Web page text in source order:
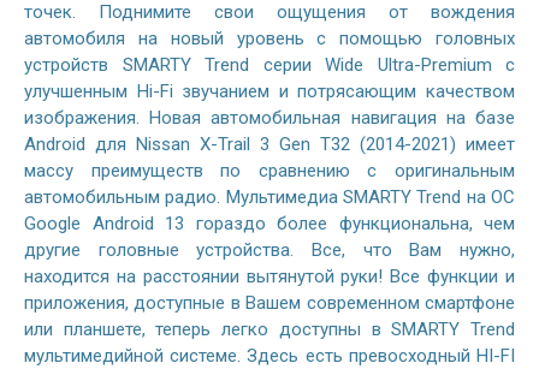
точек. Поднимите свои ощущения от вождения
автомобиля на новый уровень с помощью головных
устройств SMARTY Trend серии Wide Ultra-Premium с
улучшенным Hi-Fi звучанием и потрясающим качеством
изображения. Новая автомобильная навигация на базе
Android для Nissan X-Trail 3 Gen T32 (2014-2021) имеет
массу преимуществ по сравнению с оригинальным
автомобильным радио. Мультимедиа SMARTY Trend на ОС
Google Android 13 гораздо более функциональна, чем
другие головные устройства. Все, что Вам нужно,
находится на расстоянии вытянутой руки! Все функции и
приложения, доступные в Вашем современном смартфоне
или планшете, теперь легко доступны в SMARTY Trend
мультимедийной системе. Здесь есть превосходный HI-FI